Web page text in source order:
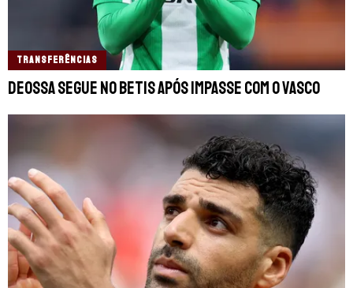
TRANSFERÊNCIAS
Deossa segue no Betis após impasse com o Vasco